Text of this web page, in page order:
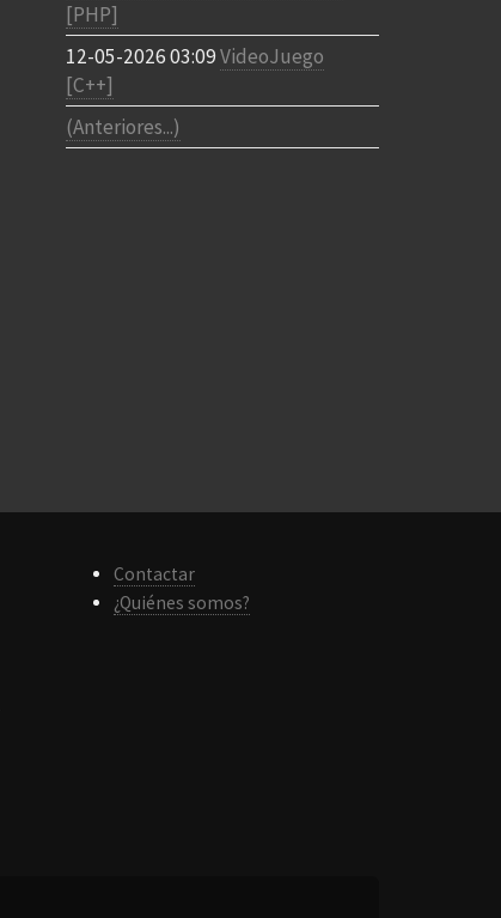
[PHP]
12-05-2026 03:09VideoJuego
[C++]
(Anteriores...)
Contactar
¿Quiénes somos?